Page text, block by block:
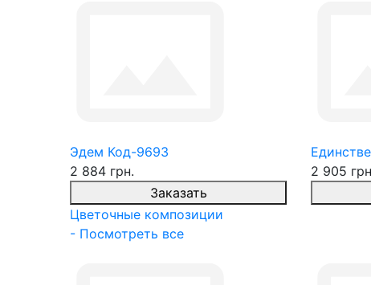
Эдем Код-9693
2 884 грн.
Заказать
2 905
Цветочные композиции
- Посмотреть все